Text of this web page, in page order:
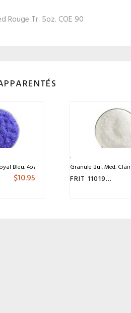
Rouge Tr. 5oz. COE 90
Bleu. 4oz. COE 90
$10.95
Granule Bul. Med. Clair
FRIT 110190.4